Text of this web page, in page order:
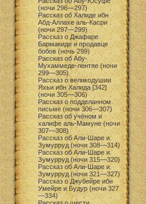
(ночи 296—297)
Рассказ об Халиде ибн
Абд-Аллахе аль-Касри
(ночи 297—299)
Рассказ о Джафаре
Бармакиде и продавце
бобов (ночь 299)
Рассказ об Абу-
Мухаммеде-лентяе (ночи
299—305)
Рассказ о великодушии
Яхьи ибн Халида [342]
(ночи 305—306)
Рассказ о подделанном
письме (ночи 306—307)
Рассказ об учёном и
халифе аль-Мамуне (ночи
307—308)
Рассказ об Али-Шаре и
Зумурруд (ночи 308—314)
Рассказ об Али-Шаре и
Зумурруд (ночи 315—320)
Рассказ об Али-Шаре и
Зумурруд (ночи 321—327)
Рассказ о Джубейре ибн
Умейре и Будур (ночи 327
—334)